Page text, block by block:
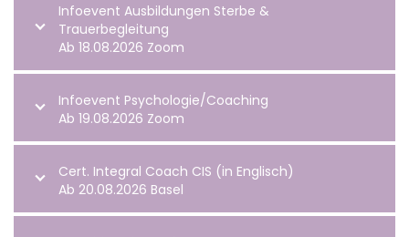
Infoevent Ausbildungen Sterbe &
Trauerbegleitung
Ab 18.08.2026 Zoom
Infoevent Psychologie/Coaching
Ab 19.08.2026 Zoom
Cert. Integral Coach CIS (in Englisch)
Ab 20.08.2026 Basel